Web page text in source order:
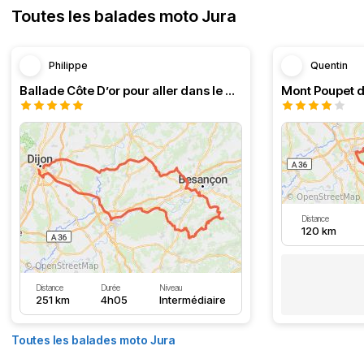
Toutes les balades moto Jura
Philippe
Ballade Côte D’or pour aller dans le Doubs
Distance
251 km
Durée
4h05
Niveau
Intermédiaire
Quentin
Mont Poupet
Distance
120 km
Toutes les balades moto Jura